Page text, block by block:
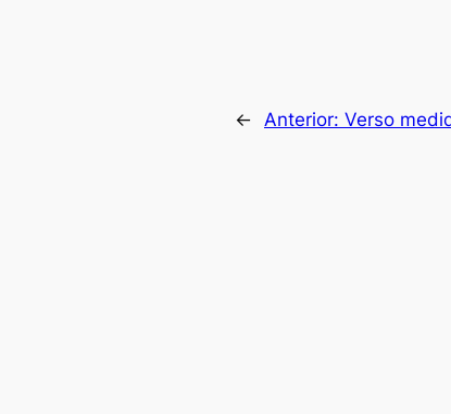
← Anterior: Verso